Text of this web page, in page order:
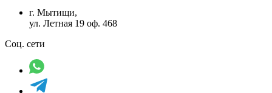
г. Мытищи,
ул. Летная 19 оф. 468
Соц. сети